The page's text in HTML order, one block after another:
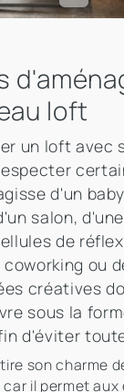
loft
un loft avec
d'un
salon,
de
ou
créatives
sous la
d'éviter
son charme
il permet